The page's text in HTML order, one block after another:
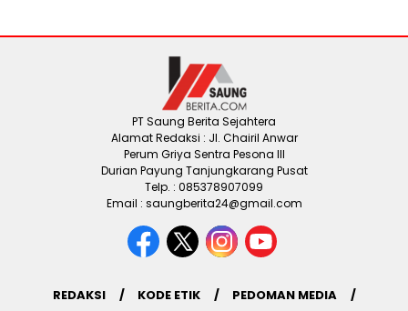
PT Saung Berita Sejahtera
Alamat Redaksi : Jl. Chairil Anwar
Perum Griya Sentra Pesona III
Durian Payung Tanjungkarang Pusat
Telp. : 085378907099
Email : saungberita24@gmail.com
REDAKSI KODE ETIK PEDOMAN MEDIA